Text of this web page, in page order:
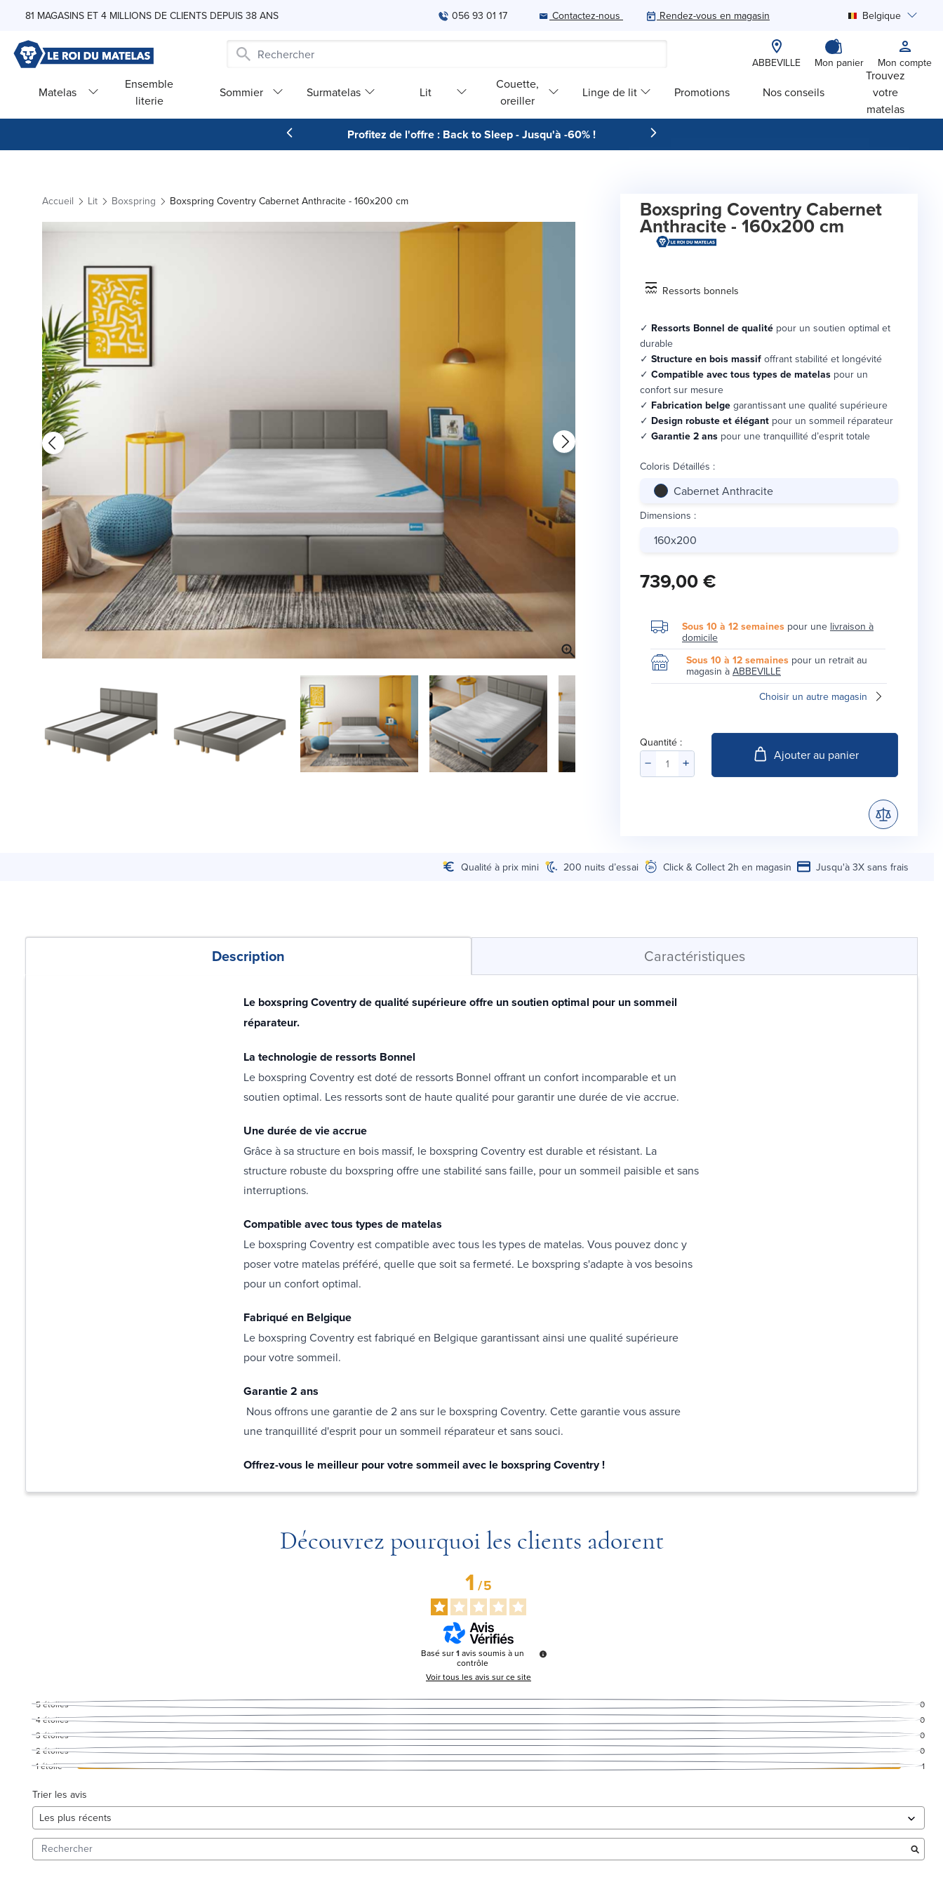
81 MAGASINS ET 4 MILLIONS DE CLIENTS DEPUIS 38 ANS 056 93 01 17 Contactez-nous Rendez-vous en magasin Belgique
ABBEVILLE Mon panier Mon compte
Matelas
Ensemble
literie
Sommier Surmatelas Lit
Couette,
oreiller
Linge de lit Promotions Nos conseils
Trouvez
votre
matelas
Profitez de l'offre : Back to Sleep - Jusqu'à -60% !
Accueil Lit Boxspring Boxspring Coventry Cabernet Anthracite - 160x200 cm Boxspring Coventry Cabernet
Anthracite - 160x200 cm
Ressorts bonnels
✓ Ressorts Bonnel de qualité pour un soutien optimal et
durable
✓ Structure en bois massif offrant stabilité et longévité
✓ Compatible avec tous types de matelas pour un
confort sur mesure
✓ Fabrication belge garantissant une qualité supérieure
✓ Design robuste et élégant pour un sommeil réparateur
✓ Garantie 2 ans pour une tranquillité d’esprit totale
Coloris Détaillés :
Cabernet Anthracite
Dimensions :
160x200
739,00 €
Sous 10 à 12 semaines pour une livraison à
domicile
Sous 10 à 12 semaines pour un retrait au
magasin à ABBEVILLE
Choisir un autre magasin
Quantité :
Ajouter au panier
Qualité à prix mini 200 nuits d’essai Click & Collect 2h en magasin Jusqu'à 3X sans frais
Description Caractéristiques
Le boxspring Coventry de qualité supérieure offre un soutien optimal pour un sommeil
réparateur.
La technologie de ressorts Bonnel
Le boxspring Coventry est doté de ressorts Bonnel offrant un confort incomparable et un
soutien optimal. Les ressorts sont de haute qualité pour garantir une durée de vie accrue.
Une durée de vie accrue
Grâce à sa structure en bois massif, le boxspring Coventry est durable et résistant. La
structure robuste du boxspring offre une stabilité sans faille, pour un sommeil paisible et sans
interruptions.
Compatible avec tous types de matelas
Le boxspring Coventry est compatible avec tous les types de matelas. Vous pouvez donc y
poser votre matelas préféré, quelle que soit sa fermeté. Le boxspring s'adapte à vos besoins
pour un confort optimal.
Fabriqué en Belgique
Le boxspring Coventry est fabriqué en Belgique garantissant ainsi une qualité supérieure
pour votre sommeil.
Garantie 2 ans
Nous offrons une garantie de 2 ans sur le boxspring Coventry. Cette garantie vous assure
une tranquillité d'esprit pour un sommeil réparateur et sans souci.
Offrez-vous le meilleur pour votre sommeil avec le boxspring Coventry !
Découvrez pourquoi les clients adorent
1/5
Basé sur1 avis soumis à un
contrôle
Voir tous les avis sur ce site
5étoiles
0
4étoiles
0
3 étoiles
0
2étoiles
0
1étoile 1
Trier les avis